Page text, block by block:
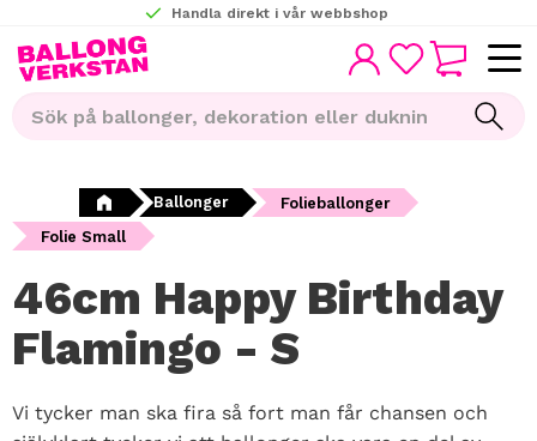
Meny
Handla direkt i vår webbshop
FAVORITER
KUNDVAGN
Ballonger
Folieballonger
Folie Small
46cm Happy Birthday
Flamingo - S
Vi tycker man ska fira så fort man får chansen och